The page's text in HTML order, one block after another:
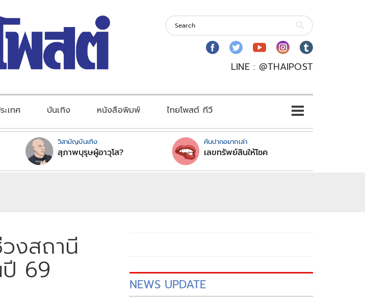
LINE : @THAIPOST
ะเทศ บันเทิง หนังสือพิมพ์ ไทยโพสต์ ทีวี
วิสามัญบันเทิง
สุภาพบุรุษผู้อาวุโส?
คันปากอยากเล่า
เลขทรัพย์สินให้โชค
งสถานี
69 NEWS UPDATE